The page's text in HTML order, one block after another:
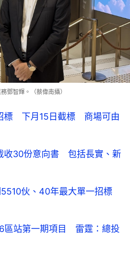
鄧智輝。（蔡偉南攝）
標 下月15日截標 商場可由
收30份意向書 包括長實、新
伙、40年最大單一招標
區站第一期項目 雷霆：總投